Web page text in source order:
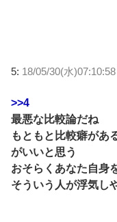
5: 18/05/30(水
>>4
最悪な比較論だね
もともと比較癖があ
がいいと思う
おそらくあなた自身
そういう人が浮気し